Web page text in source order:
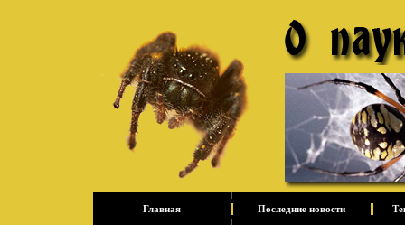
Главная Последние новости